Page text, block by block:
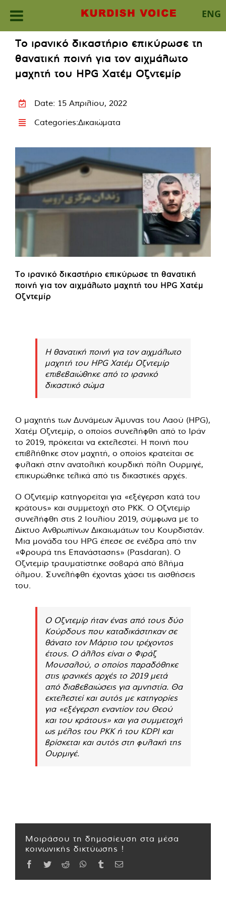
ENG
content
Το ιρανικό δικαστήριο επικύρωσε τη
θανατική ποινή για τον αιχμάλωτο
μαχητή του HPG Χατέμ Οζντεμίρ
Date: 15 Απριλίου, 2022
Categories:Δικαιώματα
Το ιρανικό δικαστήριο επικύρωσε τη θανατική
ποινή για τον αιχμάλωτο μαχητή του HPG Χατέμ
Οζντεμίρ
Η θανατική ποινή για τον αιχμάλωτο
μαχητή του HPG Χατέμ Οζντεμίρ
επιβεβαιώθηκε από το ιρανικό
δικαστικό σώμα
Ο μαχητής των Δυνάμεων Άμυνας του Λαού (HPG),
Χατέμ Οζντεμίρ, ο οποίος συνελήφθη από το Ιράν
το 2019, πρόκειται να εκτελεστεί. Η ποινή που
επιβλήθηκε στον μαχητή, ο οποίος κρατείται σε
φυλακή στην ανατολική κουρδική πόλη Ουρμιγέ,
επικυρώθηκε τελικά από τις δικαστικές αρχές.
Ο Οζντεμίρ κατηγορείται για «εξέγερση κατά του
κράτους» και συμμετοχή στο PKK. Ο Οζντεμίρ
συνελήφθη στις 2 Ιουλίου 2019, σύμφωνα με το
Δίκτυο Ανθρωπίνων Δικαιωμάτων του Κουρδιστάν.
Μια μονάδα του HPG έπεσε σε ενέδρα από την
«Φρουρά της Επανάστασης» (Pasdaran). Ο
Οζντεμίρ τραυματίστηκε σοβαρά από βλήμα
όλμου. Συνελήφθη έχοντας χάσει τις αισθήσεις
του.
Ο Οζντεμίρ ήταν ένας από τους δύο
Κούρδους που καταδικάστηκαν σε
θάνατο τον Μάρτιο του τρέχοντος
έτους. Ο άλλος είναι ο Φιράζ
Μουσαλού, ο οποίος παραδόθηκε
στις ιρανικές αρχές το 2019 μετά
από διαβεβαιώσεις για αμνηστία. Θα
εκτελεστεί και αυτός με κατηγορίες
για «εξέγερση εναντίον του Θεού
και του κράτους» και για συμμετοχή
ως μέλος του PKK ή του KDPI και
βρίσκεται και αυτός στη φυλακή της
Ουρμιγέ.
Μοιράσου τη δημοσίευση στα μέσα
κοινωνικής δικτύωσης !
Facebook
TwitterReddit WhatsApp
TumblrEmail